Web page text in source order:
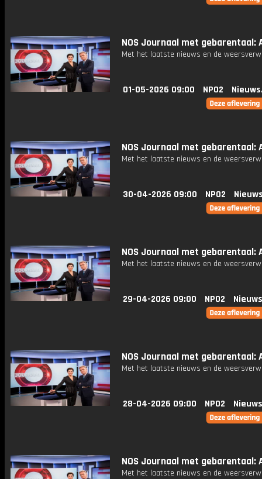
NOS Journaal met gebarentaal:
Met het laatste nieuws en de
01-05-2026 09:00 NPO2
NOS Journaal met gebarentaal:
Met het laatste nieuws en de
30-04-2026 09:00 NPO2
NOS Journaal met gebarentaal:
Met het laatste nieuws en de
29-04-2026 09:00 NPO2
NOS Journaal met gebarentaal:
Met het laatste nieuws en de
28-04-2026 09:00 NPO2
NOS Journaal met gebarentaal:
Met het laatste nieuws en de